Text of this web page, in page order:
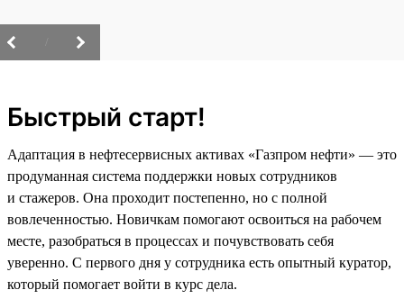
Быстрый старт!
Адаптация в нефтесервисных активах «Газпром нефти» — это
продуманная система поддержки новых сотрудников
и стажеров. Она проходит постепенно, но с полной
вовлеченностью. Новичкам помогают освоиться на рабочем
месте, разобраться в процессах и почувствовать себя
уверенно. С первого дня у сотрудника есть опытный куратор,
который помогает войти в курс дела.